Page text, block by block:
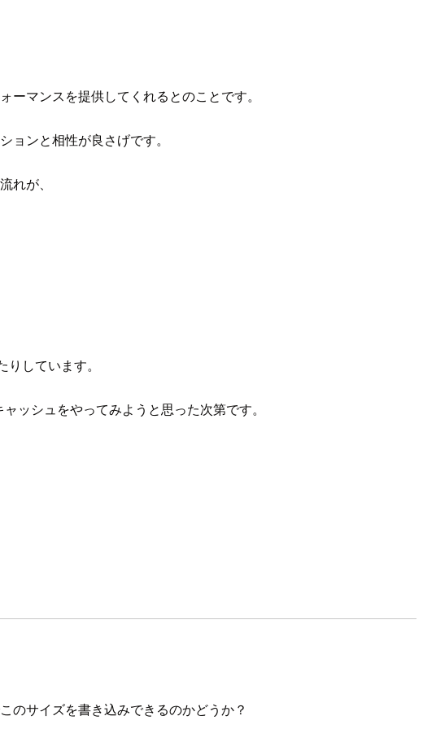
マンスを提供してくれるとのことです。
ョンと相性が良さげです。
れが、
しています。
シュをやってみようと思った次第です。
のサイズを書き込みできるのかどうか？